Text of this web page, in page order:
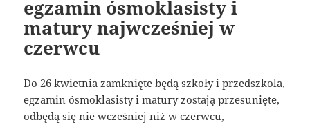
egzamin ósmoklasisty i
matury najwcześniej w
czerwcu
Do 26 kwietnia zamknięte będą szkoły i przedszkola,
egzamin ósmoklasisty i matury zostają przesunięte,
odbędą się nie wcześniej niż w czerwcu,